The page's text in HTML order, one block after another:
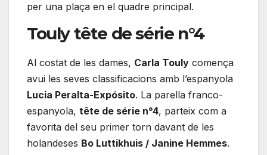
per una plaça en el quadre principal.
Touly tête de série n°4
Al costat de les dames, Carla Touly comença
avui les seves classificacions amb l’espanyola
Lucia Peralta-Expósito. La parella franco-
espanyola, tête de série n°4, parteix com a
favorita del seu primer torn davant de les
holandeses Bo Luttikhuis / Janine Hemmes.